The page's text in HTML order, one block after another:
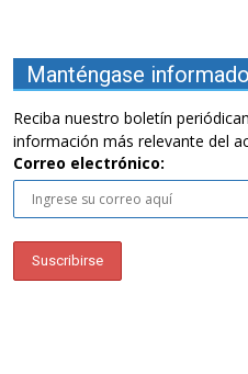
Manténgase informado
Reciba nuestro boletín
información más relevante del
Correo electrónico: